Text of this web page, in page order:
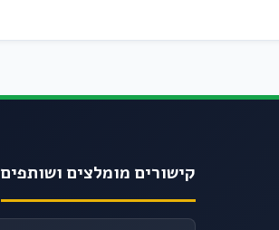
קישורים מומלצים ושותפים